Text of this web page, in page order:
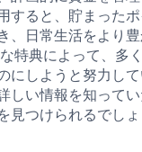
すると、貯まった
、日常生活をより
特典によって、多
にしようと努力し
しい情報を知って
見つけられるでしょ